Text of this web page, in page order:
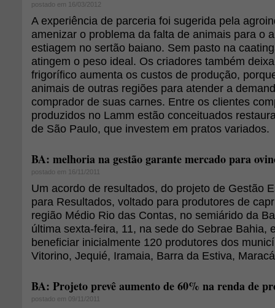
postado em 16/03/2012
A experiência de parceria foi sugerida pela
amenizar o problema da falta de animais para o
estiagem no sertão baiano. Sem pasto na
atingem o peso ideal. Os criadores também
frigorífico aumenta os custos de produção,
animais de outras regiões para atender a
comprador de suas carnes. Entre os clientes
produzidos no Lamm estão conceituados
de São Paulo, que investem em pratos variados.
BA: melhoria na gestão garante mercado para
postado em 16/11/2011
Um acordo de resultados, do projeto de Gestão
para Resultados, voltado para produtores de
região Médio Rio das Contas, no semiárido da
última sexta-feira, 11, na sede do Sebrae Bahia,
beneficiar inicialmente 120 produtores dos
Vitorino, Jequié, Iramaia, Barra da Estiva,
BA: Projeto prevê aumento de 60% na renda de
postado em 09/11/2011